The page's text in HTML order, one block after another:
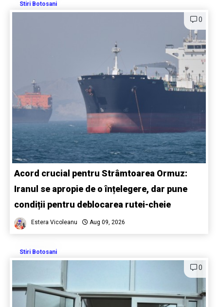
Stiri Botosani
0
Acord crucial pentru Strâmtoarea Ormuz:
Iranul se apropie de o înțelegere, dar pune
condiții pentru deblocarea rutei-cheie
Estera Vicoleanu Aug 09, 2026
Stiri Botosani
0